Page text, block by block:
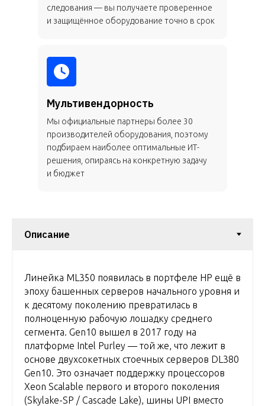
следования — вы получаете проверенное
и защищённое оборудование точно в срок
Мультивендорность
Мы официальные партнеры более 30
производителей оборудования, поэтому
подбираем наиболее оптимальные ИТ-
решения, опираясь на конкретную задачу
и бюджет
Линейка ML350 появилась в портфеле HP ещё в
эпоху башенных серверов начального уровня и
к десятому поколению превратилась в
полноценную рабочую лошадку среднего
сегмента. Gen10 вышел в 2017 году на
платформе Intel Purley — той же, что лежит в
основе двухсокетных стоечных серверов DL380
Gen10. Это означает поддержку процессоров
Xeon Scalable первого и второго поколения
(Skylake-SP / Cascade Lake), шины UPI вместо